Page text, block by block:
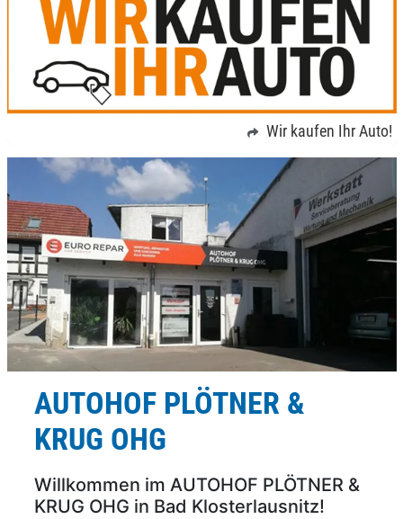
Wir kaufen Ihr Auto!
AUTOHOF PLÖTNER &
KRUG OHG
Willkommen im AUTOHOF PLÖTNER &
KRUG OHG in Bad Klosterlausnitz!